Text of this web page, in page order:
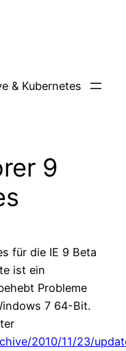
& Kubernetes
9
für die IE 9 Beta
ist ein
Probleme
7 64-Bit.
2010/11/23/